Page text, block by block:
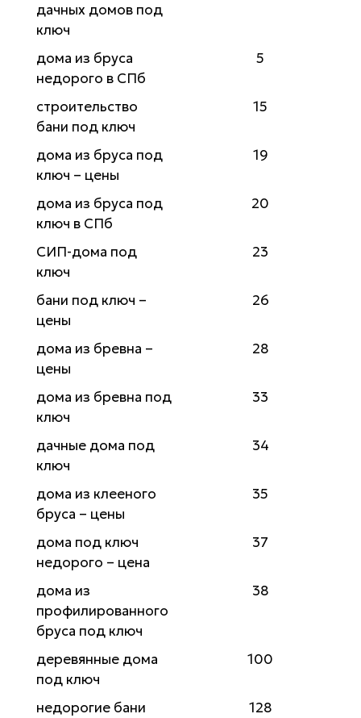
дачных домов под
ключ
дома из бруса
недорого в СПб
5
строительство
бани под ключ
15
дома из бруса под
ключ – цены
19
дома из бруса под
ключ в СПб
20
СИП-дома под
ключ
23
бани под ключ –
цены
26
дома из бревна –
цены
28
дома из бревна под
ключ
33
дачные дома под
ключ
34
дома из клееного
бруса – цены
35
дома под ключ
недорого – цена
37
дома из
профилированного
бруса под ключ
38
деревянные дома
под ключ
100
недорогие бани
128